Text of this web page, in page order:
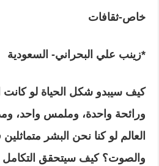
خاص-ثقافات
*زينب علي البحراني- السعودية
كيف سيبدو شكل الحياة لو كانت
ورائحة واحدة، وملمس واحد،
العالم لو كنا نحن البشر
والصوت؟ كيف سيتحقق التكامل